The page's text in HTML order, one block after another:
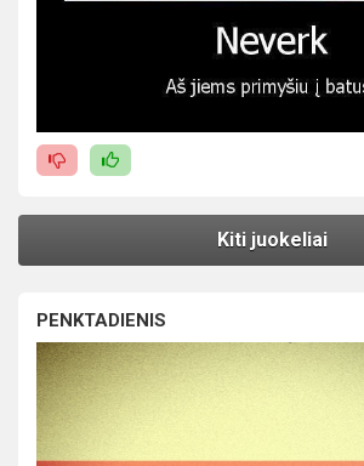
Kiti juokeliai
PENKTADIENIS